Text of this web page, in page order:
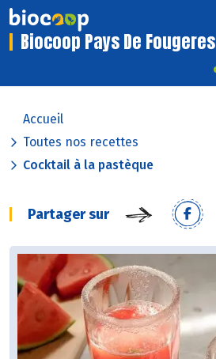
Biocoop Pays De Fougeres
Accueil
Toutes nos recettes
Cocktail à la pastèque
Partager sur